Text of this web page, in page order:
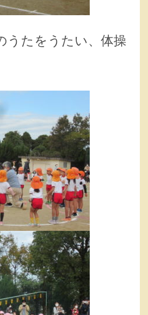
うたをうたい、体操